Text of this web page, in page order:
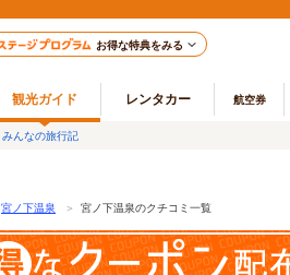
お得な特典をみる
観光ガイド レンタカー 航空券
みんなの旅行記
宮ノ下温泉 ＞ 宮ノ下温泉のクチコミ一覧